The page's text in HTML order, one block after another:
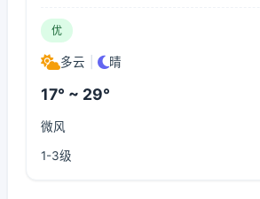
优
多云 晴
17° ~ 29°
微风
1-3级